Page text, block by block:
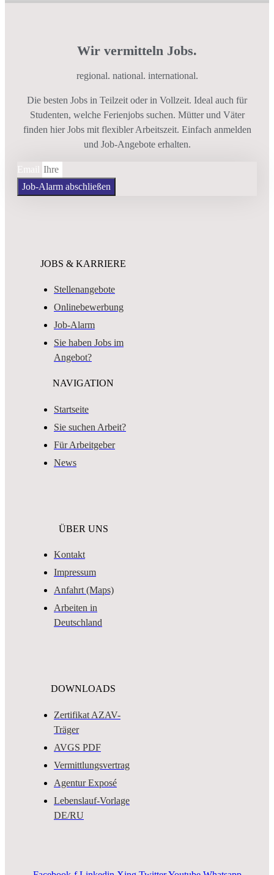
Wir vermitteln Jobs.
regional. national. international.
Die besten Jobs in Teilzeit oder in Vollzeit. Ideal auch für
Studenten, welche Ferienjobs suchen. Mütter und Väter
finden hier Jobs mit flexibler Arbeitszeit. Einfach anmelden
und Job-Angebote erhalten.
Email
Job-Alarm abschließen
JOBS & KARRIERE
Stellenangebote
Onlinebewerbung
Job-Alarm
Sie haben Jobs im
Angebot?
NAVIGATION
Startseite
Sie suchen Arbeit?
Für Arbeitgeber
News
ÜBER UNS
Kontakt
Impressum
Anfahrt (Maps)
Arbeiten in
Deutschland
DOWNLOADS
Zertifikat AZAV-
Träger
AVGS PDF
Vermittlungsvertrag
Agentur Exposé
Lebenslauf-Vorlage
DE/RU